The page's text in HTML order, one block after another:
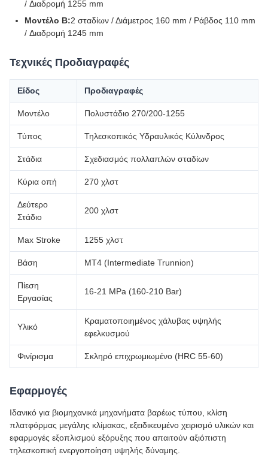
/ Διαδρομή 1255 mm
Μοντέλο Β:2 σταδίων / Διάμετρος 160 mm / Ράβδος 110 mm
/ Διαδρομή 1245 mm
Τεχνικές Προδιαγραφές
Είδος Προδιαγραφές
Μοντέλο Πολυστάδιο 270/200-1255
Τύπος Τηλεσκοπικός Υδραυλικός Κύλινδρος
Στάδια Σχεδιασμός πολλαπλών σταδίων
Κύρια οπή 270 χλστ
Δεύτερο
Στάδιο
200 χλστ
Max Stroke 1255 χλστ
Βάση MT4 (Intermediate Trunnion)
Πίεση
Εργασίας
16-21 MPa (160-210 Bar)
Υλικό
Κραματοποιημένος χάλυβας υψηλής
εφελκυσμού
Φινίρισμα Σκληρό επιχρωμιωμένο (HRC 55-60)
Εφαρμογές
Ιδανικό για βιομηχανικά μηχανήματα βαρέως τύπου, κλίση
πλατφόρμας μεγάλης κλίμακας, εξειδικευμένο χειρισμό υλικών και
εφαρμογές εξοπλισμού εξόρυξης που απαιτούν αξιόπιστη
τηλεσκοπική ενεργοποίηση υψηλής δύναμης.